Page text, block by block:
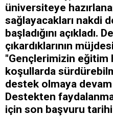
üniversiteye
sağlayacakları nakdi
başladığını açıkladı.
çıkardıklarının
"Gençlerimizin eğitim
koşullarda
destek olmaya
Destekten
için son başvuru tarihi